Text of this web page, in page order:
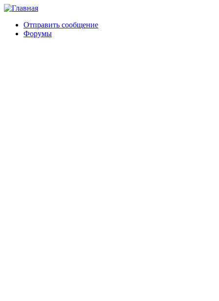
Отправить сообщение
Форумы